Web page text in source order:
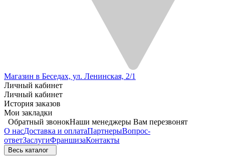
Магазин в Беседах, ул. Ленинская, 2/1
Личный кабинет
Личный кабинет
История заказов
Мои закладки
Обратный звонокНаши менеджеры Вам перезвонят
О насДоставка и оплатаПартнерыВопрос-
ответЗаслугиФраншизаКонтакты
Весь каталог